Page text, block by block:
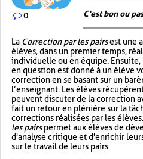
0 C'est bon ou
La Correction par les pairsest une
élèves, dans un premier temps,
individuelle ou en équipe.
en question est donné à un élève
correction en se basant sur un
l’enseignant. Les élèves
peuvent discuter de la correction
fait un retour en plénière sur la
corrections réalisées par les
les pairspermet aux élèves de
d'analyse critique et d'enrichir
sur le travail de leurs pairs.